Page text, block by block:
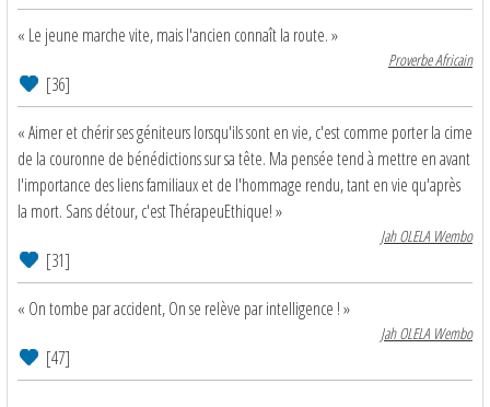
« Le jeune marche vite, mais l'ancien connaît la route. »
Proverbe Africain
[36]
« Aimer et chérir ses géniteurs lorsqu'ils sont en vie, c'est comme porter la cime
de la couronne de bénédictions sur sa tête. Ma pensée tend à mettre en avant
l'importance des liens familiaux et de l'hommage rendu, tant en vie qu'après
la mort. Sans détour, c'est ThérapeuEthique! »
Jah OLELA Wembo
[31]
« On tombe par accident, On se relève par intelligence ! »
Jah OLELA Wembo
[47]